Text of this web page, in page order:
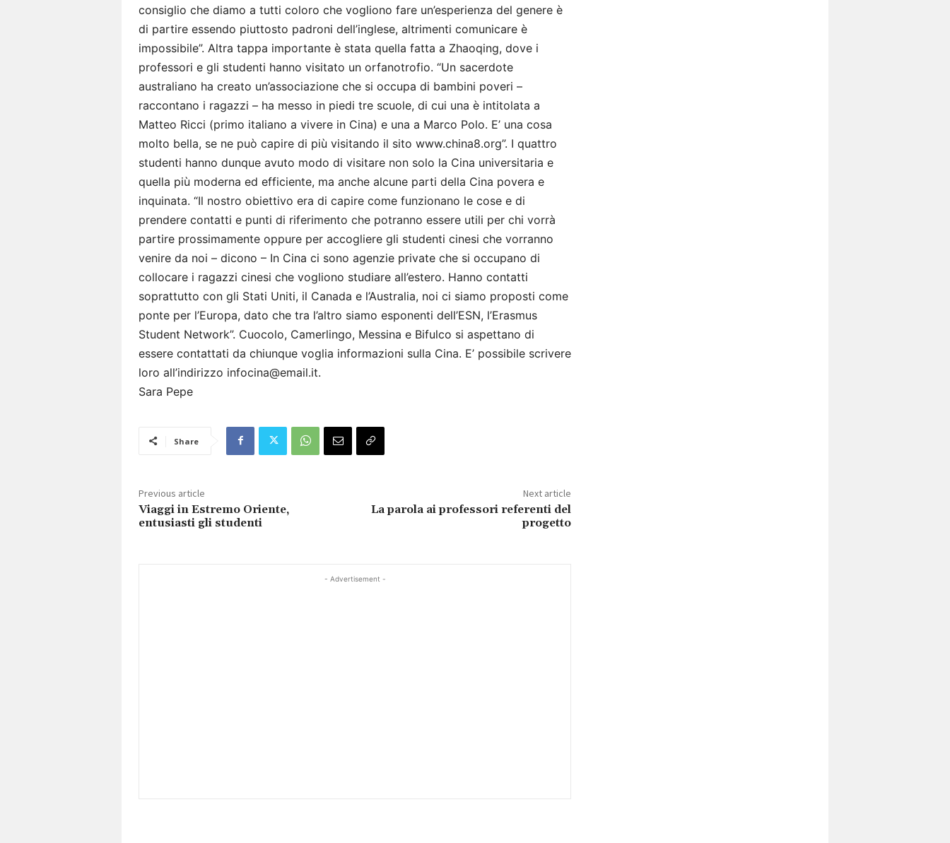
consiglio che diamo a tutti coloro che vogliono fare un’esperienza del genere è
di partire essendo piuttosto padroni dell’inglese, altrimenti comunicare è
impossibile”. Altra tappa importante è stata quella fatta a Zhaoqing, dove i
professori e gli studenti hanno visitato un orfanotrofio. “Un sacerdote
australiano ha creato un’associazione che si occupa di bambini poveri –
raccontano i ragazzi – ha messo in piedi tre scuole, di cui una è intitolata a
Matteo Ricci (primo italiano a vivere in Cina) e una a Marco Polo. E’ una cosa
molto bella, se ne può capire di più visitando il sito www.china8.org”. I quattro
studenti hanno dunque avuto modo di visitare non solo la Cina universitaria e
quella più moderna ed efficiente, ma anche alcune parti della Cina povera e
inquinata. “Il nostro obiettivo era di capire come funzionano le cose e di
prendere contatti e punti di riferimento che potranno essere utili per chi vorrà
partire prossimamente oppure per accogliere gli studenti cinesi che vorranno
venire da noi – dicono – In Cina ci sono agenzie private che si occupano di
collocare i ragazzi cinesi che vogliono studiare all’estero. Hanno contatti
soprattutto con gli Stati Uniti, il Canada e l’Australia, noi ci siamo proposti come
ponte per l’Europa, dato che tra l’altro siamo esponenti dell’ESN, l’Erasmus
Student Network”. Cuocolo, Camerlingo, Messina e Bifulco si aspettano di
essere contattati da chiunque voglia informazioni sulla Cina. E’ possibile scrivere
loro all’indirizzo infocina@email.it.
Sara Pepe
Share
Previous article
Viaggi in Estremo Oriente,
entusiasti gli studenti
Next article
La parola ai professori referenti del
progetto
- Advertisement -